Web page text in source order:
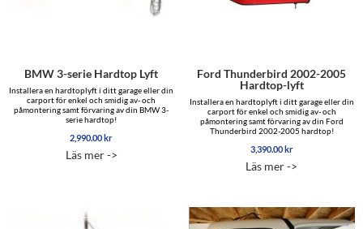
BMW 3-serie Hardtop Lyft
Installera en hardtoplyft i ditt garage eller din
carport för enkel och smidig av- och
påmontering samt förvaring av din BMW 3-
serie hardtop!
2,990.00kr
Läs mer ->
Ford Thunderbird 2002-2005
Hardtop-lyft
Installera en hardtoplyft i ditt garage eller din
carport för enkel och smidig av- och
påmontering samt förvaring av din Ford
Thunderbird 2002-2005 hardtop!
3,390.00kr
Läs mer ->